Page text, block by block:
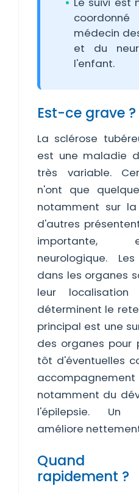
médecin
et du
l'enfant.
Est-ce grave ?
La sclérose
est une maladie
très variable.
n'ont que
notamment sur
d'autres
importante,
neurologique.
dans les organes
leur
déterminent le
principal est une
des organes pour
tôt d'éventuelles
notamment du
l'épilepsie. Un
améliore
Quand
rapidement ?